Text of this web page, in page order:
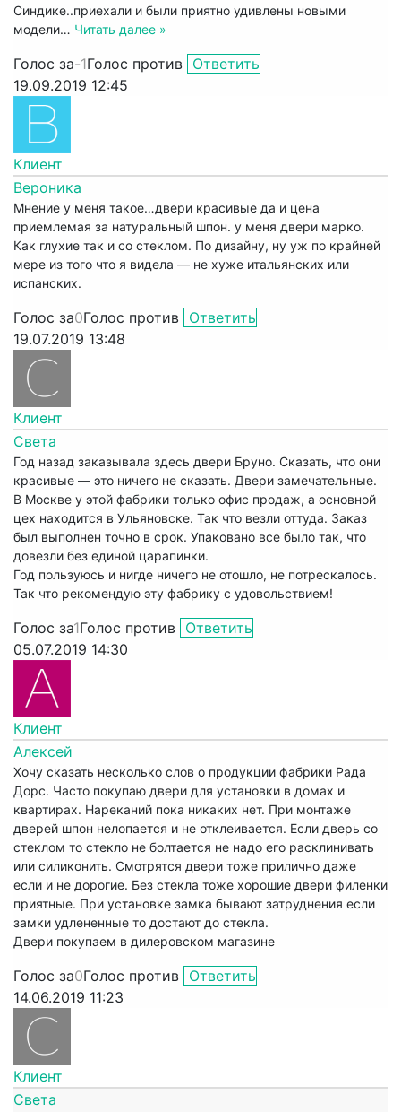
Синдике..приехали и были приятно удивлены новыми
модели… Читать далее »
Голос за-1Голос против Ответить
19.09.2019 12:45
Клиент
Вероника
Мнение у меня такое…двери красивые да и цена
приемлемая за натуральный шпон. у меня двери марко.
Как глухие так и со стеклом. По дизайну, ну уж по крайней
мере из того что я видела — не хуже итальянских или
испанских.
Голос за0Голос против Ответить
19.07.2019 13:48
Клиент
Cвета
Год назад заказывала здесь двери Бруно. Сказать, что они
красивые — это ничего не сказать. Двери замечательные.
В Москве у этой фабрики только офис продаж, а основной
цех находится в Ульяновске. Так что везли оттуда. Заказ
был выполнен точно в срок. Упаковано все было так, что
довезли без единой царапинки.
Год пользуюсь и нигде ничего не отошло, не потрескалось.
Так что рекомендую эту фабрику с удовольствием!
Голос за1Голос против Ответить
05.07.2019 14:30
Клиент
Алексей
Хочу сказать несколько слов о продукции фабрики Рада
Дорс. Часто покупаю двери для установки в домах и
квартирах. Нареканий пока никаких нет. При монтаже
дверей шпон нелопается и не отклеивается. Если дверь со
стеклом то стекло не болтается не надо его расклинивать
или силиконить. Смотрятся двери тоже прилично даже
если и не дорогие. Без стекла тоже хорошие двери филенки
приятные. При установке замка бывают затруднения если
замки удлененные то достают до стекла.
Двери покупаем в дилеровском магазине
Голос за0Голос против Ответить
14.06.2019 11:23
Клиент
Cвета